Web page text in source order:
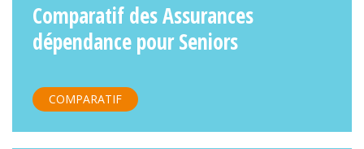
Comparatif des Assurances
dépendance pour Seniors
COMPARATIF